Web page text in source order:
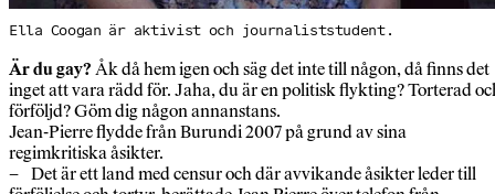
Ella Coogan är aktivist och journaliststudent.
Är du gay? Åk då hem igen och säg det inte till någon, då finns det
inget att vara rädd för. Jaha, du är en politisk flykting? Torterad
förföljd? Göm dig någon annanstans.
Jean-Pierre flydde från Burundi 2007 på grund av sina
regimkritiska åsikter.
– Det är ett land med censur och där avvikande åsikter leder till